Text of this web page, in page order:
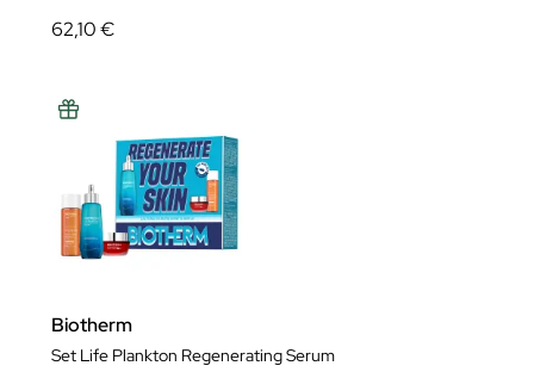
62,10 €
Biotherm
Set Life Plankton Regenerating Serum